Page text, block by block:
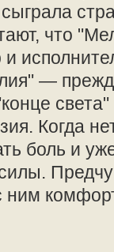
что
—
света"
Когда
боль и